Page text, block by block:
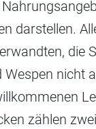
darstellen.
die
nicht
zählen